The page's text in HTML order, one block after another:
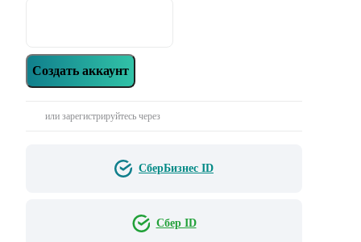
Создать аккаунт
или зарегистрируйтесь через
СберБизнес ID
Сбер ID